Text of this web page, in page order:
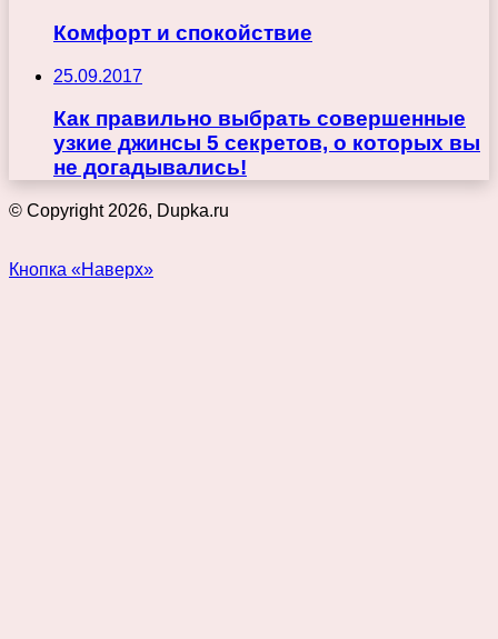
Комфорт и спокойствие
25.09.2017
Как правильно выбрать совершенные
узкие джинсы 5 секретов, о которых вы
не догадывались!
© Copyright 2026, Dupka.ru
Кнопка «Наверх»